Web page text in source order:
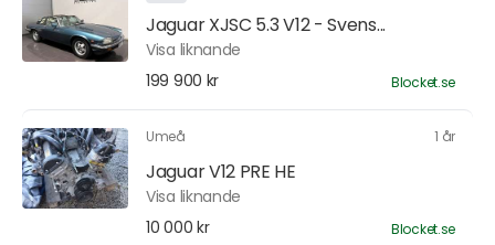
Jaguar XJSC 5.3 V12 - Svens...
Visa liknande
199 900 kr
Blocket.se
Umeå 1 år
Jaguar V12 PRE HE
Visa liknande
10 000 kr
Blocket.se